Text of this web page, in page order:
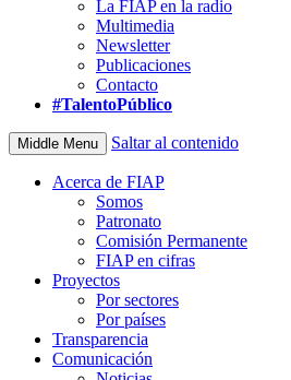
La FIAP en la radio
Multimedia
Newsletter
Publicaciones
Contacto
#TalentoPúblico
Middle Menu Saltar al contenido
Acerca de FIAP
Somos
Patronato
Comisión Permanente
FIAP en cifras
Proyectos
Por sectores
Por países
Transparencia
Comunicación